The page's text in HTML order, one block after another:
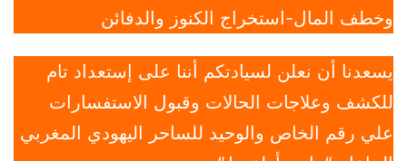
وخطف المال-استخراج الكنوز والدفائن
يسعدنا أن نعلن لسيادتكم أننا على إستعداد تام
للكشف وعلاجات الحالات وقبول الاستفسارات
علي رقم الخاص والوحيد للساحر اليهودي المغربي